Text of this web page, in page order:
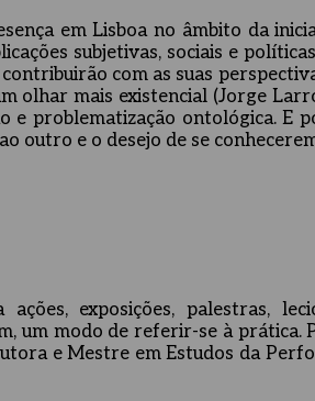
em Lisboa no âmbito da
subjetivas, sociais e
com as suas
olhar mais existencial (Jorge
problematização ontológica. E
outro e o desejo de se
ações, exposições, palestras,
um modo de referir-se à prática.
e Mestre em Estudos da